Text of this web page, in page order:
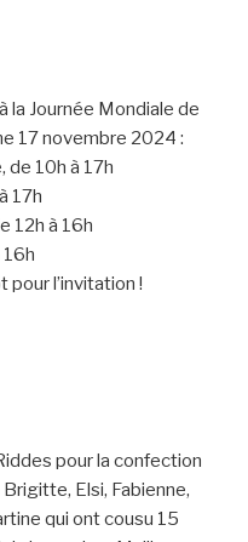
la Journée Mondiale de
17 novembre 2024 :
de 10h à 17h
17h
12h à 16h
16h
pour l’invitation !
pour la confection
Elsi, Fabienne,
qui ont cousu 15